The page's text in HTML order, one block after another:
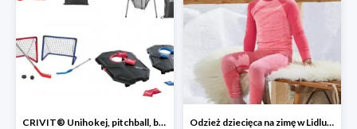
CRIVIT® Unihokej, pitchball, bean bag lub disc golf Odzież dziecięca na zimę w Lidlu Online od 9,99 zł